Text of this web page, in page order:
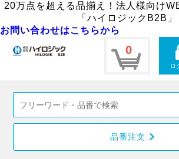
20万点を超える品揃え！法人様向け
「ハイロジックB2B」
お問い合わせはこちらから
0
ロ
品番注文